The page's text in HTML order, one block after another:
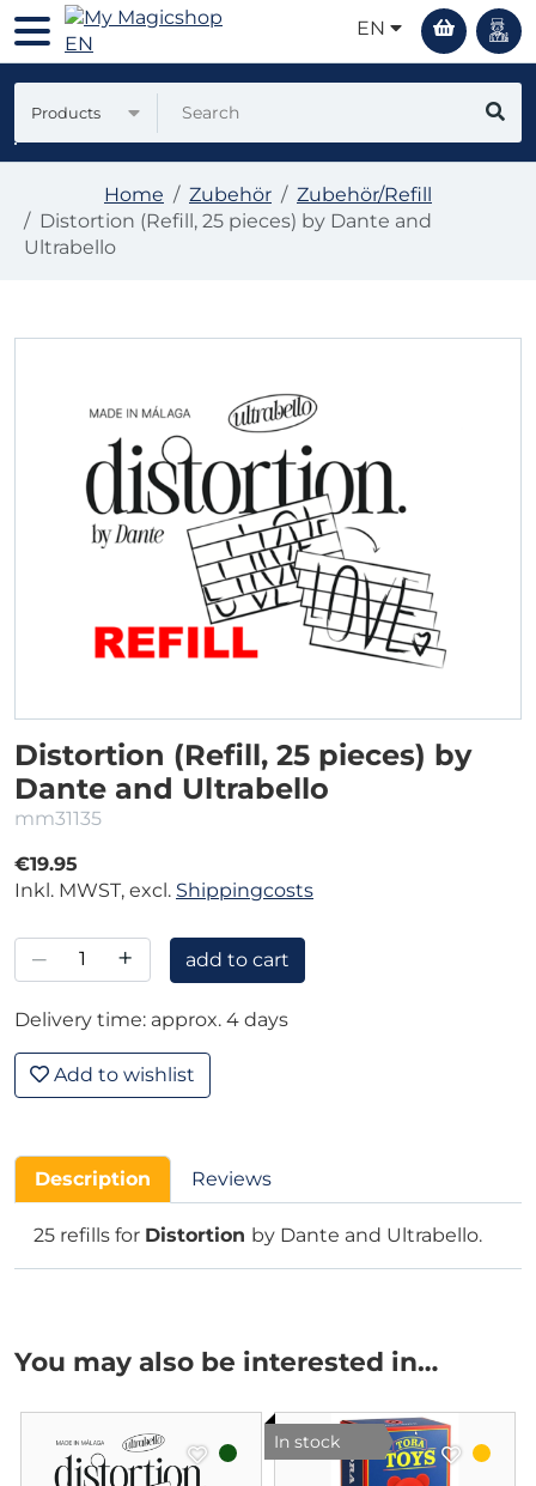
EN
Products
Home Zubehör
Zubehör/Refill
Distortion (Refill, 25 pieces) by Dante and
Ultrabello
Distortion (Refill, 25 pieces) by
Dante and Ultrabello
mm31135
€19.95
Inkl. MWST, excl. Shippingcosts
– + add to cart
Delivery time: approx. 4 days
Add to wishlist
Description Reviews
25 refills for Distortion by Dante and Ultrabello.
You may also be interested in…
In stock